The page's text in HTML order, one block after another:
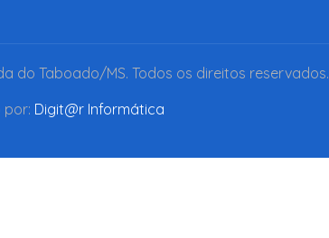
do Taboado/MS. Todos os direitos reservados.
por: Digit@r Informática